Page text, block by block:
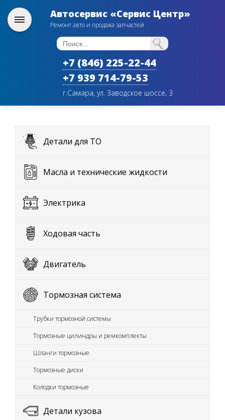
Автосервис «Сервис Центр»
Ремонт авто и продажа запчастей
+7 (846) 225-22-44
+7 939 714-79-53
г.Самара, ул. Заводское шоссе, 3
Детали для ТО
Масла и технические жидкости
Электрика
Ходовая часть
Двигатель
Тормозная система
Трубки тормозной системы
Тормозные цилиндры и ремкомплекты
Шланги тормозные
Тормозные диски
Колодки тормозные
Детали кузова